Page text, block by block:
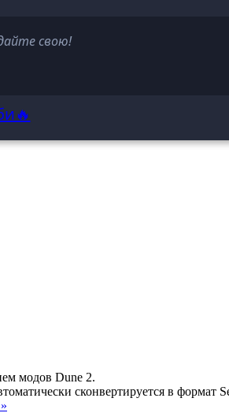
свою!
модов Dune 2.
сконвертируется в формат